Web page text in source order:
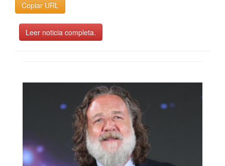
Copiar URL
Leer noticia completa.